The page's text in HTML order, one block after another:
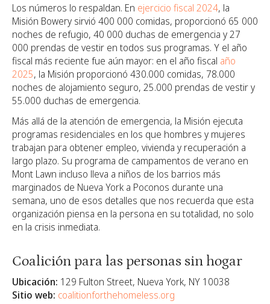
Los números lo respaldan. En ejercicio fiscal 2024, la
Misión Bowery sirvió 400 000 comidas, proporcionó 65 000
noches de refugio, 40 000 duchas de emergencia y 27
000 prendas de vestir en todos sus programas. Y el año
fiscal más reciente fue aún mayor: en el año fiscal año
2025, la Misión proporcionó 430.000 comidas, 78.000
noches de alojamiento seguro, 25.000 prendas de vestir y
55.000 duchas de emergencia.
Más allá de la atención de emergencia, la Misión ejecuta
programas residenciales en los que hombres y mujeres
trabajan para obtener empleo, vivienda y recuperación a
largo plazo. Su programa de campamentos de verano en
Mont Lawn incluso lleva a niños de los barrios más
marginados de Nueva York a Poconos durante una
semana, uno de esos detalles que nos recuerda que esta
organización piensa en la persona en su totalidad, no solo
en la crisis inmediata.
Coalición para las personas sin hogar
Ubicación: 129 Fulton Street, Nueva York, NY 10038
Sitio web: coalitionforthehomeless.org